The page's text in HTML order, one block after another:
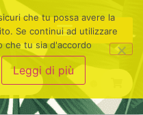
che tu possa avere la
Se continui ad utilizzare
che tu sia d'accordo
Leggi di più